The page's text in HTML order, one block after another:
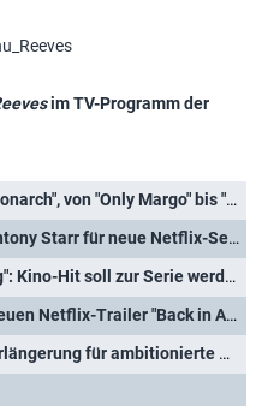
im TV-Programm der
Von "Ted Lasso" bis "Monarch", von "Only Margo" bis "Widow's Bay": Apple TV stellt Serien- und Filmhighlights für 2026 vor
"The Boys"-Schurke Antony Starr für neue Netflix-Serie der "Rentierbaby"-Macher engagiert
"Gefährliche Brandung": Kino-Hit soll zur Serie werden
Cameron Diaz ist im neuen Netflix-Trailer "Back in Action"
"Secret Level": Blitzverlängerung für ambitionierte Videospiele-Anthologie